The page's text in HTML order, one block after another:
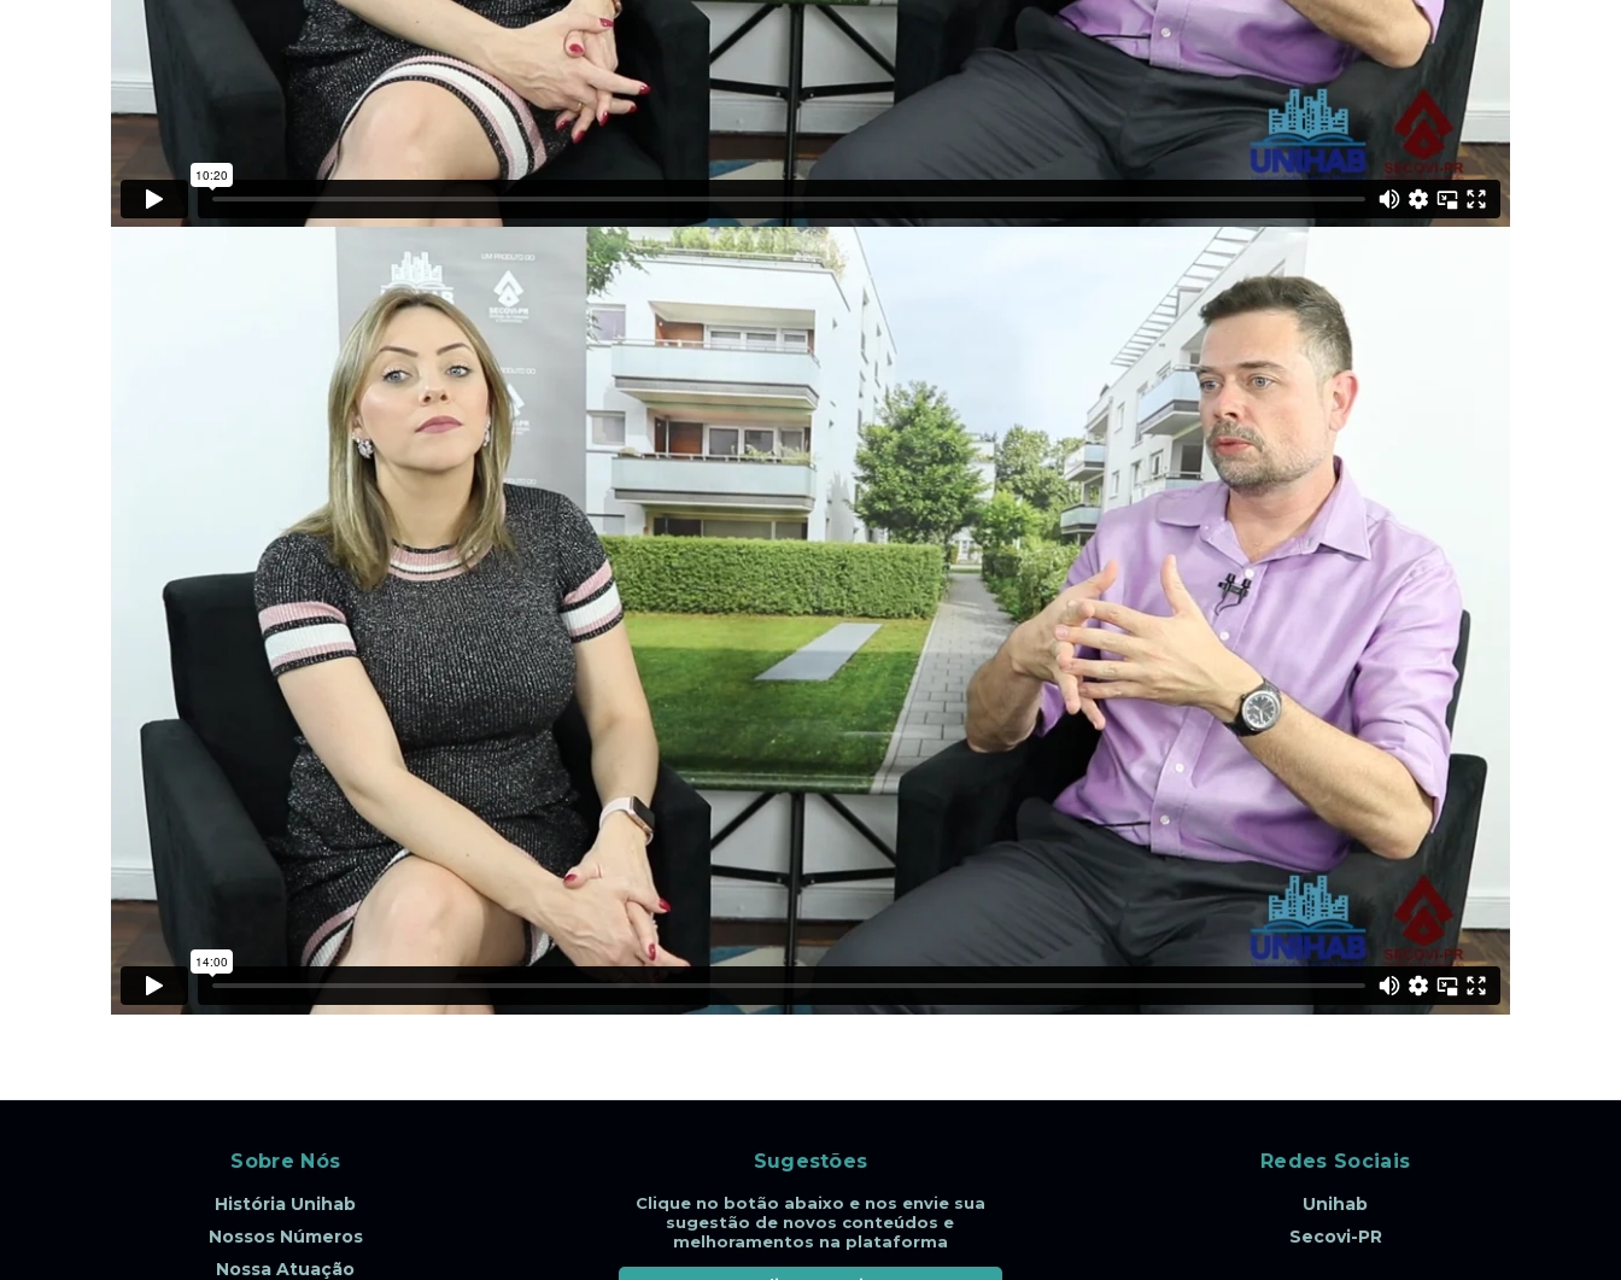
Sobre Nós
História Unihab
Nossos Números
Nossa Atuação
Sugestões
Clique no botão abaixo e nos envie sua
sugestão de novos conteúdos e
melhoramentos na plataforma
Redes Sociais
Unihab
Secovi-PR